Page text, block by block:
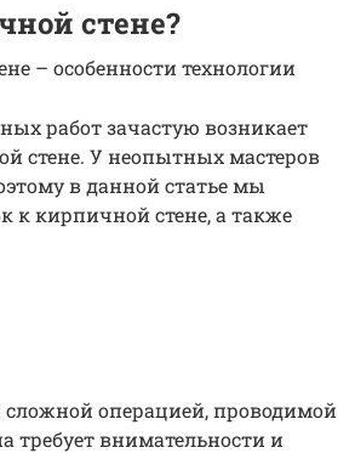
стене?
– особенности технологии
работ зачастую возникает
стене. У неопытных мастеров
в данной статье мы
к кирпичной стене, а также
сложной операцией, проводимой
требует внимательности и